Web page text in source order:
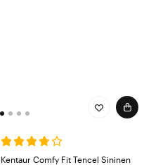
Kentaur Comfy Fit Tencel Sininen